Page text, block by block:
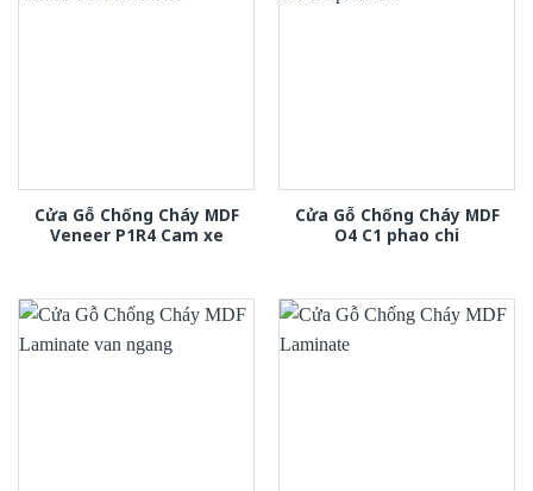
Cửa Gỗ Chống Cháy MDF
Veneer P1R4 Cam xe
Cửa Gỗ Chống Cháy MDF
O4 C1 phao chi